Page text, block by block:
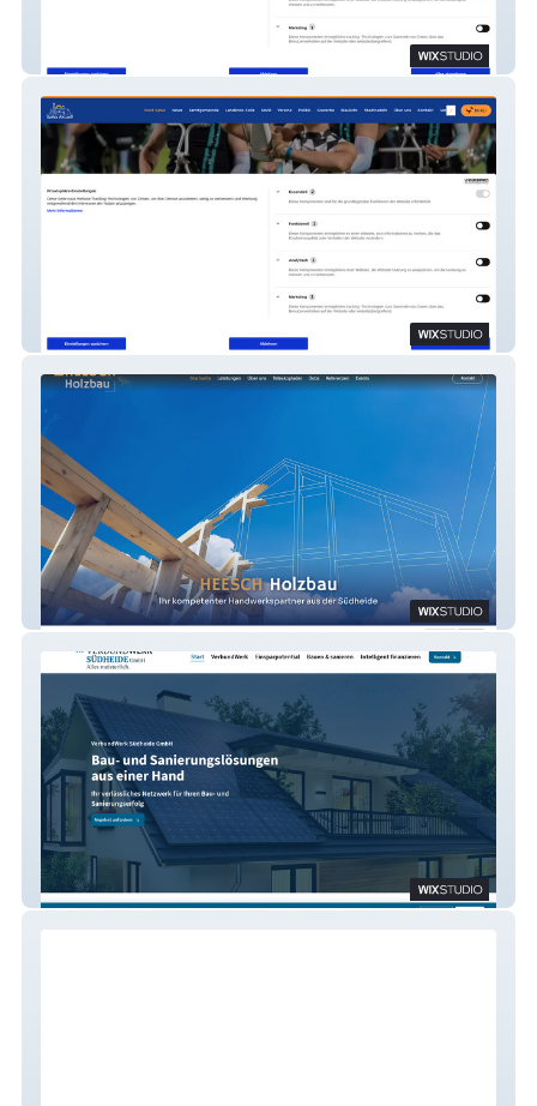
SaWa Aktuell
Holzbau Heesch
Verbundwerk Südheide